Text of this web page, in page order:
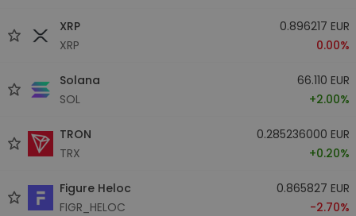
XRP
XRP
0.896217 EUR
0.00%
Solana
SOL
66.110 EUR
+2.00%
TRON
TRX
0.285236000 EUR
+0.20%
Figure Heloc
FIGR_HELOC
0.865827 EUR
-2.70%